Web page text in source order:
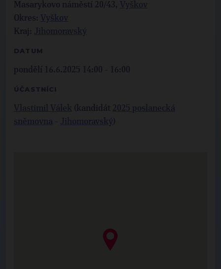
Masarykovo náměstí 20/43,
Okres:
Kraj:
DATUM
pondělí 16.6.2025 14:00 - 16:00
ÚČASTNÍCI
(kandidát
- )